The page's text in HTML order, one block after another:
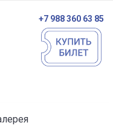
+7 988 360 63 85